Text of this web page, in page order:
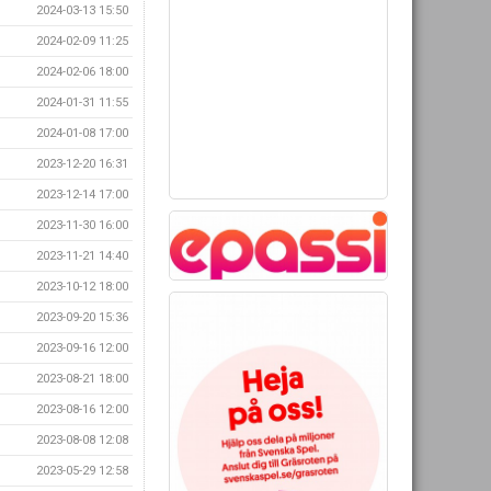
2024-03-13 15:50
2024-02-09 11:25
2024-02-06 18:00
2024-01-31 11:55
2024-01-08 17:00
2023-12-20 16:31
2023-12-14 17:00
2023-11-30 16:00
2023-11-21 14:40
2023-10-12 18:00
2023-09-20 15:36
2023-09-16 12:00
2023-08-21 18:00
2023-08-16 12:00
2023-08-08 12:08
2023-05-29 12:58